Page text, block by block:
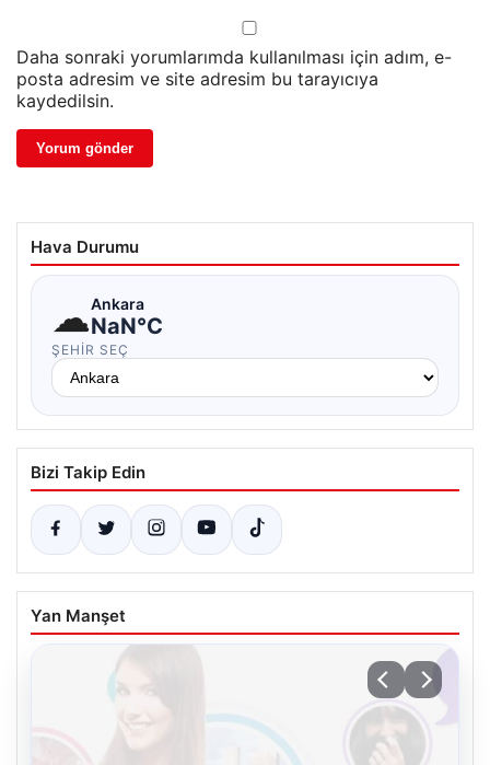
Daha sonraki yorumlarımda kullanılması için adım, e-
posta adresim ve site adresim bu tarayıcıya
kaydedilsin.
Hava Durumu
☁Ankara
NaN°C
ŞEHIR SEÇ
Bizi Takip Edin
Yan Manşet